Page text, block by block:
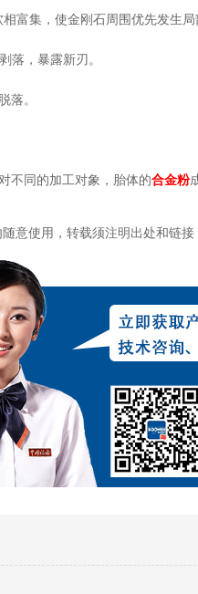
富集，使金刚石周围优先发生局
落，暴露新刃。
落。
不同的加工对象，胎体的合金粉
意使用，转载须注明出处和链接